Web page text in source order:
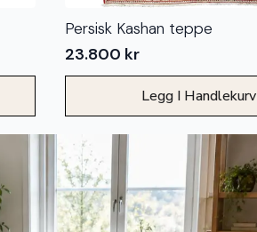
Persisk Kashan teppe
23.800 kr
Legg I Handlekurv